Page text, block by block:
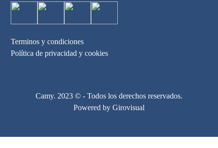
Terminos y condiciones
Política de privacidad y cookies
Camy. 2023 © - Todos los derechos reservados.
Powered by Girovisual